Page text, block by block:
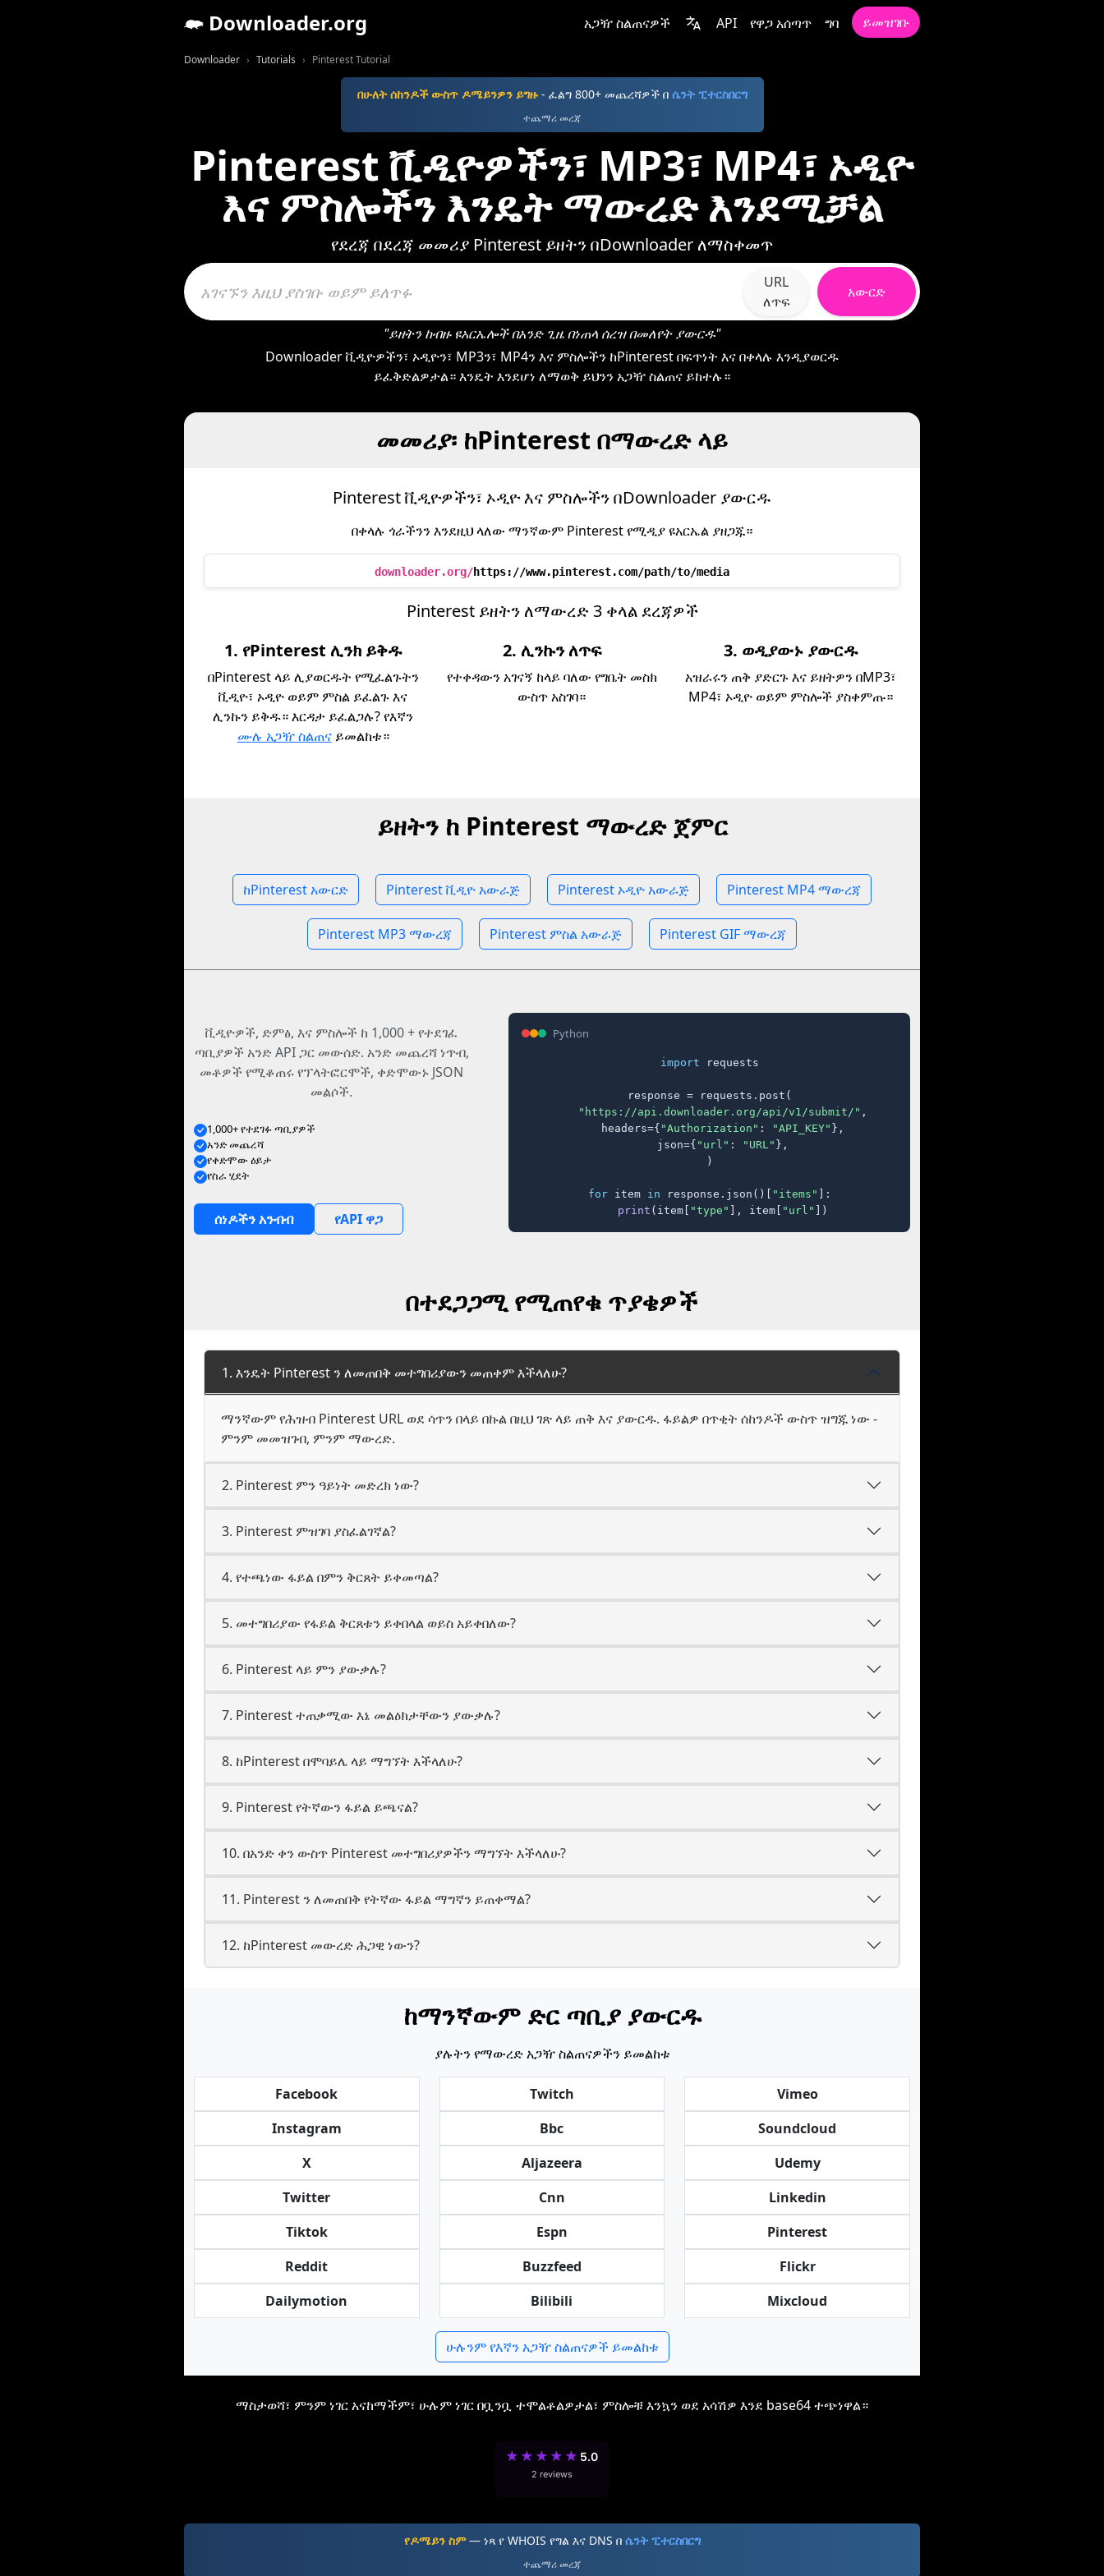
Downloader.org አጋዥ ስልጠናዎች API የዋጋ አሰጣጥ ግባ ይመዝገቡ
Downloader Tutorials Pinterest Tutorial
በሁለት ሰከንዶች ውስጥ ዶሜይንዎን ይግዙ- ፈልግ 800+ መጨረሻዎች በ ሴንት ፒተርስበርግ
ተጨማሪ መረጃ
Pinterest ቪዲዮዎችን፣ MP3፣ MP4፣ ኦዲዮ
እና ምስሎችን እንዴት ማውረድ እንደሚቻል
የደረጃ በደረጃ መመሪያ Pinterest ይዘትን በDownloader ለማስቀመጥ
URL
ለጥፍ
አውርድ
"ይዘትን ከብዙ ዩአርኤሎች በአንድ ጊዜ በነጠላ ሰረዝ በመለየት ያውርዱ"
Downloader ቪዲዮዎችን፣ ኦዲዮን፣ MP3ን፣ MP4ን እና ምስሎችን ከPinterest በፍጥነት እና በቀላሉ እንዲያወርዱ
ይፈቅድልዎታል። እንዴት እንደሆነ ለማወቅ ይህንን አጋዥ ስልጠና ይከተሉ።
መመሪያ፡ ከPinterest በማውረድ ላይ
Pinterest ቪዲዮዎችን፣ ኦዲዮ እና ምስሎችን በDownloader ያውርዱ
በቀላሉ ጎራችንን እንደዚህ ላለው ማንኛውም Pinterest የሚዲያ ዩአርኤል ያዘጋጁ።
downloader.org/https://www.pinterest.com/path/to/media
Pinterest ይዘትን ለማውረድ 3 ቀላል ደረጃዎች
1. የPinterest ሊንክ ይቅዱ
በPinterest ላይ ሊያወርዱት የሚፈልጉትን
ቪዲዮ፣ ኦዲዮ ወይም ምስል ይፈልጉ እና
ሊንኩን ይቅዱ። እርዳታ ይፈልጋሉ? የእኛን
ሙሉ አጋዥ ስልጠናይመልከቱ።
2. ሊንኩን ለጥፍ
የተቀዳውን አገናኝ ከላይ ባለው የግቤት መስክ
ውስጥ አስገባ።
3. ወዲያውኑ ያውርዱ
አዝራሩን ጠቅ ያድርጉ እና ይዘትዎን በMP3፣
MP4፣ ኦዲዮ ወይም ምስሎች ያስቀምጡ።
ይዘትን ከ Pinterest ማውረድ ጀምር
ከPinterest አውርድ Pinterest ቪዲዮ አውራጅ Pinterest ኦዲዮ አውራጅ Pinterest MP4 ማውረጃ
Pinterest MP3 ማውረጃ Pinterest ምስል አውራጅ Pinterest GIF ማውረጃ
ቪዲዮዎች, ድምፅ, እና ምስሎች ከ 1,000 + የተደገፈ
ጣቢያዎች አንድ API ጋር መውሰድ. አንድ መጨረሻ ነጥብ,
መቶዎች የሚቆጠሩ የፕላትፎርሞች, ቀድሞውኑ JSON
መልሶች.
1,000+ የተደገፉ ጣቢያዎች
አንድ መጨረሻ
የቀድሞው ዕይታ
የስራ ሂደት
ሰነዶችን አንብብ የAPI ዋጋ
Python
import requests
response = requests.post(
"https://api.downloader.org/api/v1/submit/" ,
    headers={
"Authorization" : "API_KEY" },
    json={
"url" : "URL" },
)
for item in response.json()[ "items" ]:
print (item[ "type" ], item[ "url" ])
በተደጋጋሚ የሚጠየቁ ጥያቄዎች
1. እንዴት Pinterest ን ለመጠበቅ መተግበሪያውን መጠቀም እችላለሁ?
ማንኛውም የሕዝብ Pinterest URL ወደ ሳጥን በላይ በኩል በዚህ ገጽ ላይ ጠቅ እና ያውርዱ. ፋይልዎ በጥቂት ሰከንዶች ውስጥ ዝግጁ ነው -
ምንም መመዝገብ, ምንም ማውረድ.
2. Pinterest ምን ዓይነት መድረክ ነው?
3. Pinterest ምዝገባ ያስፈልገኛል?
4. የተጫነው ፋይል በምን ቅርጸት ይቀመጣል?
5. መተግበሪያው የፋይል ቅርጸቱን ይቀበላል ወይስ አይቀበለው?
6. Pinterest ላይ ምን ያውቃሉ?
7. Pinterest ተጠቃሚው እኔ መልዕክታቸውን ያውቃሉ?
8. ከPinterest በሞባይሌ ላይ ማግኘት እችላለሁ?
9. Pinterest የትኛውን ፋይል ይጫናል?
10. በአንድ ቀን ውስጥ Pinterest መተግበሪያዎችን ማግኘት እችላለሁ?
11. Pinterest ን ለመጠበቅ የትኛው ፋይል ማግኛን ይጠቀማል?
12. ከPinterest መውረድ ሕጋዊ ነውን?
ከማንኛውም ድር ጣቢያ ያውርዱ
ያሉትን የማውረድ አጋዥ ስልጠናዎችን ይመልከቱ
Facebook
Instagram
X
Twitter
Tiktok
Reddit
Dailymotion
Twitch
Bbc
Aljazeera
Cnn
Espn
Buzzfeed
Bilibili
Vimeo
Soundcloud
Udemy
Linkedin
Pinterest
Flickr
Mixcloud
ሁሉንም የእኛን አጋዥ ስልጠናዎች ይመልከቱ
ማስታወሻ፣ ምንም ነገር አናከማችም፣ ሁሉም ነገር በቧንቧ ተሞልቶልዎታል፣ ምስሎቹ እንኳን ወደ አሳሽዎ እንደ base64 ተጭነዋል።
★ ★ ★ ★ ★ 5.0
2 reviews
የዶሜይን ስም— ነጻ የ WHOIS የግል እና DNS በ ሴንት ፒተርስበርግ
ተጨማሪ መረጃ